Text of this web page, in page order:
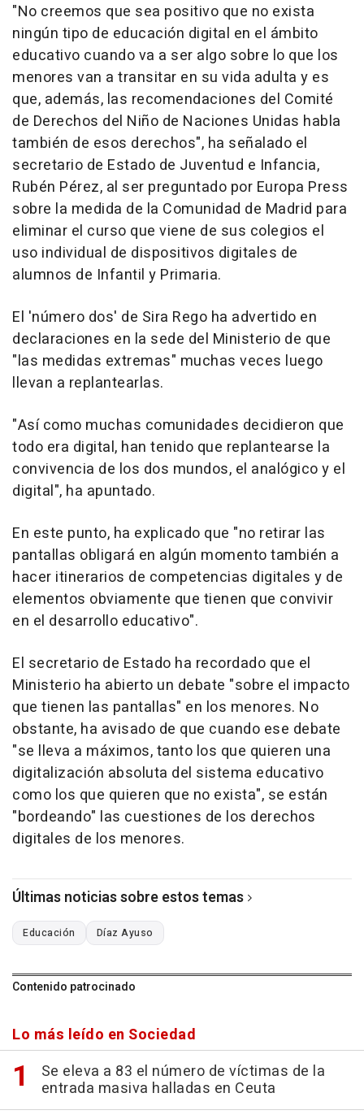
"No creemos que sea positivo que no exista
ningún tipo de educación digital en el ámbito
educativo cuando va a ser algo sobre lo que los
menores van a transitar en su vida adulta y es
que, además, las recomendaciones del Comité
de Derechos del Niño de Naciones Unidas habla
también de esos derechos", ha señalado el
secretario de Estado de Juventud e Infancia,
Rubén Pérez, al ser preguntado por Europa Press
sobre la medida de la Comunidad de Madrid para
eliminar el curso que viene de sus colegios el
uso individual de dispositivos digitales de
alumnos de Infantil y Primaria.
El 'número dos' de Sira Rego ha advertido en
declaraciones en la sede del Ministerio de que
"las medidas extremas" muchas veces luego
llevan a replantearlas.
"Así como muchas comunidades decidieron que
todo era digital, han tenido que replantearse la
convivencia de los dos mundos, el analógico y el
digital", ha apuntado.
En este punto, ha explicado que "no retirar las
pantallas obligará en algún momento también a
hacer itinerarios de competencias digitales y de
elementos obviamente que tienen que convivir
en el desarrollo educativo".
El secretario de Estado ha recordado que el
Ministerio ha abierto un debate "sobre el impacto
que tienen las pantallas" en los menores. No
obstante, ha avisado de que cuando ese debate
"se lleva a máximos, tanto los que quieren una
digitalización absoluta del sistema educativo
como los que quieren que no exista", se están
"bordeando" las cuestiones de los derechos
digitales de los menores.
Últimas noticias sobre estos temas
Educación Díaz Ayuso
Contenido patrocinado
Lo más leído en Sociedad
Se eleva a 83 el número de víctimas de la
entrada masiva halladas en Ceuta